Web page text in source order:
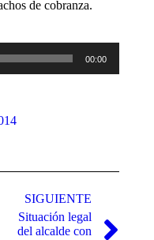
de cobranza.
00:00
SIGUIENTE
Publicación
Situación legal
del alcalde con